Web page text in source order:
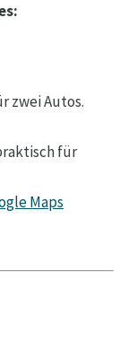
zwei Autos.
für
Maps